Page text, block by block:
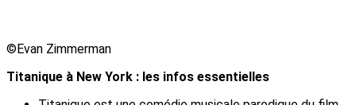
©Evan Zimmerman
Titanique à New York : les infos essentielles